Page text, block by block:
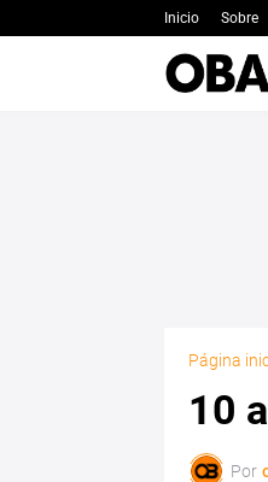
Inicio Sobre
Página
10
Por